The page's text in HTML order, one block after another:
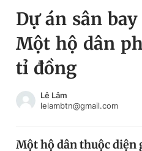
Chuyên mục
Chuyên mục khác
Chào ngày mới
Đổi mật khẩu
Tin đã lưu
Tin đã xem
Đăng xuất
Dự án sân
Một hộ dân
tỉ đồng
Lê Lâm
lelambtn@gmail.com
Một hộ dân thuộc diện